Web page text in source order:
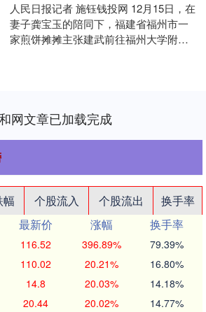
人民日报记者 施钰钱投网 12月15日，在
妻子龚宝玉的陪同下，福建省福州市一
家煎饼摊摊主张建武前往福州大学附属
网文章已加载完成
幅 个股流入 个股流出
换手率
最新价 涨幅
换手率
116.52 396.89% 79.39%
110.02 20.21% 16.80%
14.8 20.03% 14.18%
20.44 20.02% 14.77%